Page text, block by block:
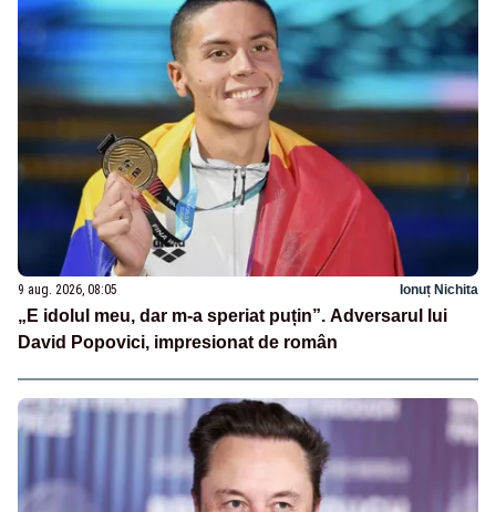
9 aug. 2026, 08:05 Ionuț Nichita
„E idolul meu, dar m-a speriat puțin”. Adversarul lui
David Popovici, impresionat de român